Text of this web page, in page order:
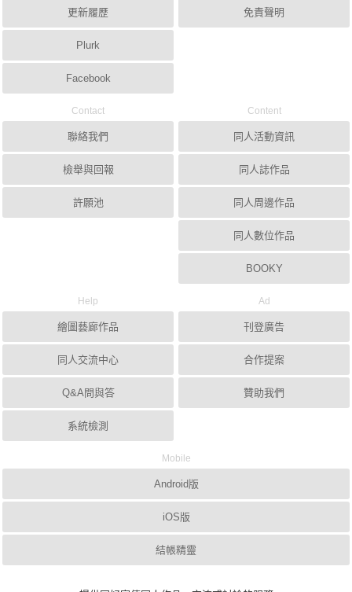
更新履歷
Plurk
Facebook
免責聲明
Contact
聯絡我們
檢舉與回報
許願池
Content
同人活動資訊
同人誌作品
同人周邊作品
同人數位作品
BOOKY
Help
繪圖藝廊作品
同人交流中心
Q&A問與答
系統檢測
Ad
刊登廣告
合作提案
贊助我們
Mobile
Android版
iOS版
結帳精靈